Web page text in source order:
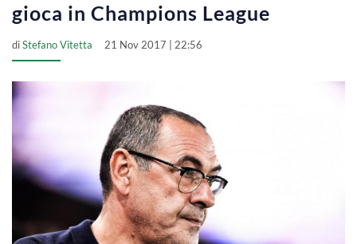
gioca in Champions League
diStefano Vitetta 21 Nov 2017 | 22:56